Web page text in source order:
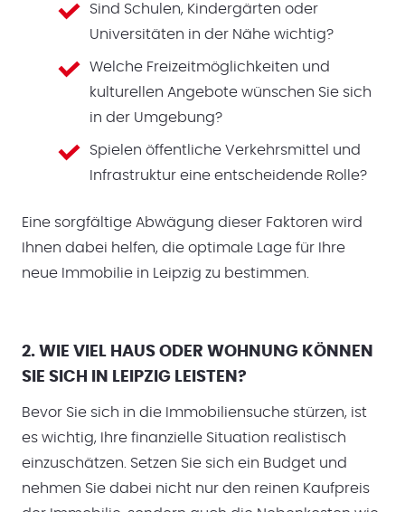
Sind Schulen, Kindergärten oder
Universitäten in der Nähe wichtig?
Welche Freizeitmöglichkeiten und
kulturellen Angebote wünschen Sie sich
in der Umgebung?
Spielen öffentliche Verkehrsmittel und
Infrastruktur eine entscheidende Rolle?
Eine sorgfältige Abwägung dieser Faktoren wird
Ihnen dabei helfen, die optimale Lage für Ihre
neue Immobilie in Leipzig zu bestimmen.
2. WIE VIEL HAUS ODER WOHNUNG KÖNNEN
SIE SICH IN LEIPZIG LEISTEN?
Bevor Sie sich in die Immobiliensuche stürzen, ist
es wichtig, Ihre finanzielle Situation realistisch
einzuschätzen. Setzen Sie sich ein Budget und
nehmen Sie dabei nicht nur den reinen Kaufpreis